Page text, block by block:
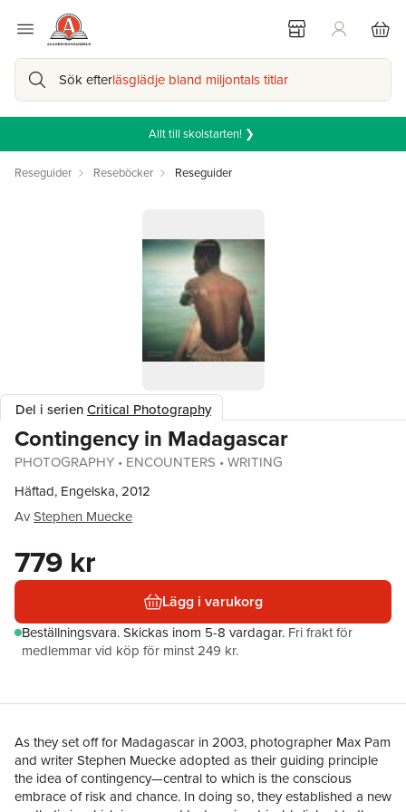
Sök efterläsglädje bland miljontals titlar
Allt till skolstarten! ❯
Reseguider Reseböcker Reseguider
Del i serienCritical Photography
Contingency in Madagascar
PHOTOGRAPHY • ENCOUNTERS • WRITING
Häftad, Engelska, 2012
AvStephen Muecke
779 kr
Lägg i varukorg
Beställningsvara.Skickas inom 5-8 vardagar. Fri frakt för
medlemmar vid köp för minst 249 kr.
As they set off for Madagascar in 2003, photographer Max Pam
and writer Stephen Muecke adopted as their guiding principle
the idea of contingency—central to which is the conscious
embrace of risk and chance. In doing so, they established a new